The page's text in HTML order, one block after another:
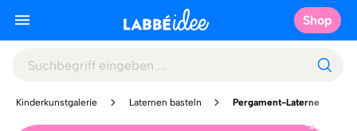
Shop
Kinderkunstgalerie Laternen basteln Pergament-Laterne